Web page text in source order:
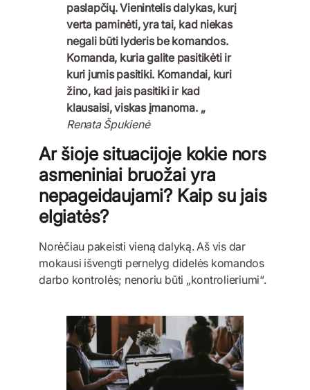
paslapčių. Vienintelis dalykas, kurį
verta paminėti, yra tai, kad niekas
negali būti lyderis be komandos.
Komanda, kuria galite pasitikėti ir
kuri jumis pasitiki. Komandai, kuri
žino, kad jais pasitiki ir kad
klausaisi, viskas įmanoma. „
Renata Špukienė
Ar šioje situacijoje kokie nors
asmeniniai bruožai yra
nepageidaujami? Kaip su jais
elgiatės?
Norėčiau pakeisti vieną dalyką. Aš vis dar
mokausi išvengti pernelyg didelės komandos
darbo kontrolės; nenoriu būti „kontrolieriumi“.